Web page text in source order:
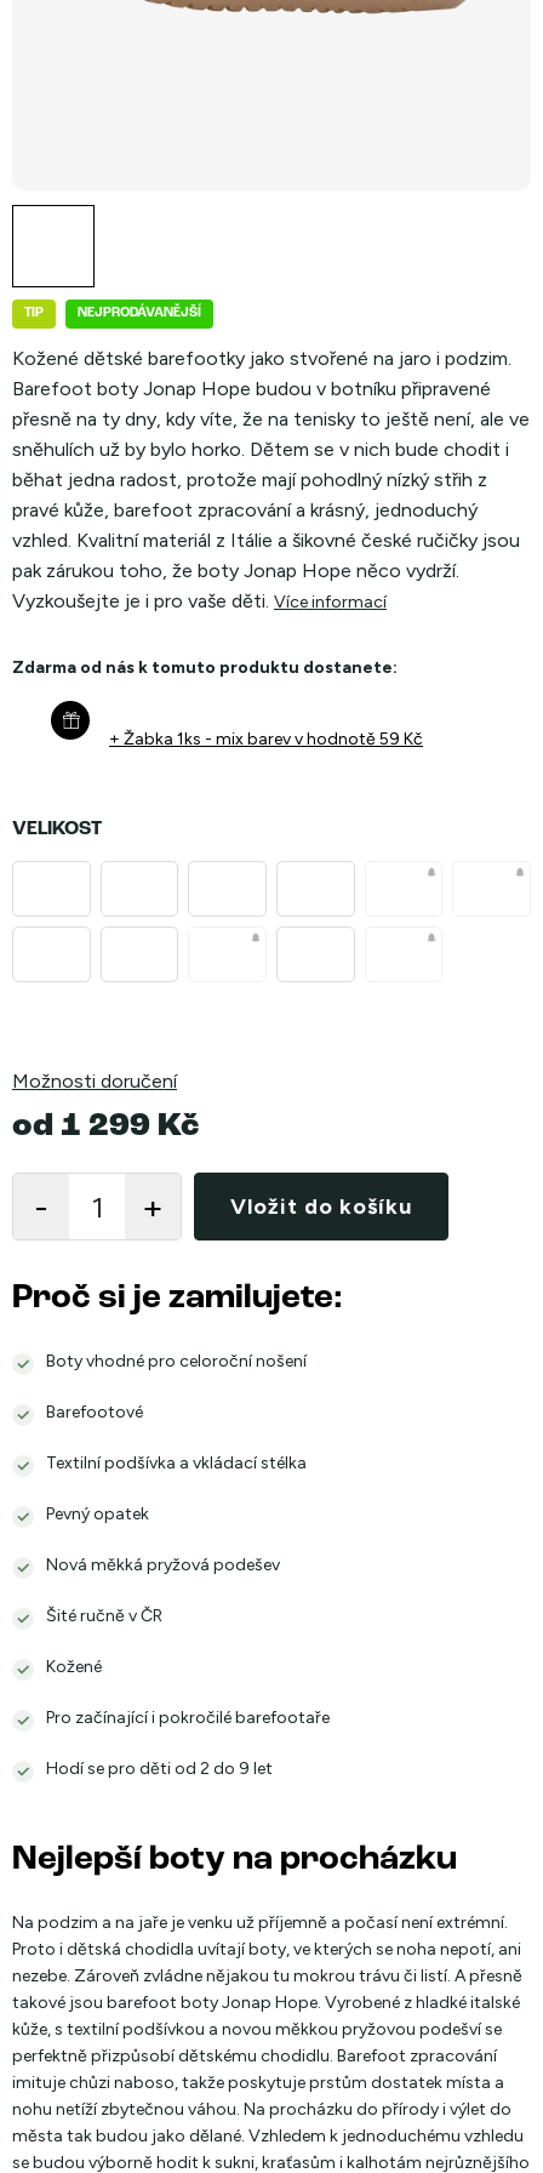
TIP NEJPRODÁVANĚJŠÍ
Kožené dětské barefootky jako stvořené na jaro i podzim.
Barefoot boty Jonap Hope budou v botníku připravené
přesně na ty dny, kdy víte, že na tenisky to ještě není, ale ve
sněhulích už by bylo horko. Dětem se v nich bude chodit i
běhat jedna radost, protože mají pohodlný nízký střih z
pravé kůže, barefoot zpracování a krásný, jednoduchý
vzhled. Kvalitní materiál z Itálie a šikovné české ručičky jsou
pak zárukou toho, že boty Jonap Hope něco vydrží.
Vyzkoušejte je i pro vaše děti. Více informací
Zdarma od nás k tomuto produktu dostanete:
+ Žabka 1ks - mix barevv hodnotě 59 Kč
VELIKOST
Možnosti doručení
od 1 299 Kč
cena:
Vložit do košíku
Proč si je zamilujete:
Boty vhodné pro celoroční nošení
Barefootové
Textilní podšívka a vkládací stélka
Pevný opatek
Nová měkká pryžová podešev
Šité ručně v ČR
Kožené
Pro začínající i pokročilé barefootaře
Hodí se pro děti od 2 do 9 let
Nejlepší boty na procházku
Na podzim a na jaře je venku už příjemně a počasí není extrémní.
Proto i dětská chodidla uvítají boty, ve kterých se noha nepotí, ani
nezebe. Zároveň zvládne nějakou tu mokrou trávu či listí. A přesně
takové jsou barefoot boty Jonap Hope. Vyrobené z hladké italské
kůže, s textilní podšívkou a novou měkkou pryžovou podešví se
perfektně přizpůsobí dětskému chodidlu. Barefoot zpracování
imituje chůzi naboso, takže poskytuje prstům dostatek místa a
nohu netíží zbytečnou váhou. Na procházku do přírody i výlet do
města tak budou jako dělané. Vzhledem k jednoduchému vzhledu
se budou výborně hodit k sukni, kraťasům i kalhotám nejrůznějšího